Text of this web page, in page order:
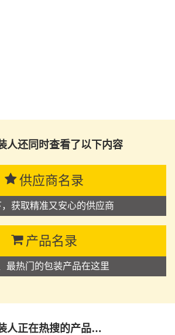
人还同时查看了以下内容
供应商名录
，获取精准又安心的供应商
产品名录
最热门的包装产品在这里
人正在热搜的产品…